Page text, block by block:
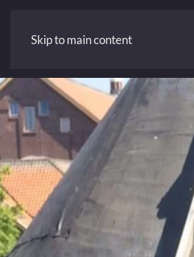
Skip to main content